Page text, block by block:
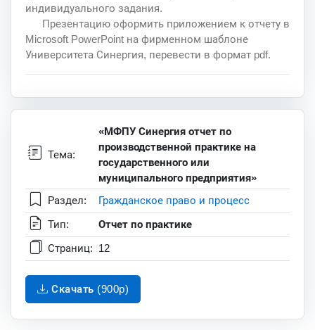
индивидуального задания.
Презентацию оформить приложением к отчету в
Microsoft PowerPoint на фирменном шаблоне
Университета Синергия, перевести в формат pdf.
Тема:
«МФПУ Синергия отчет по
производственной практике на
государственного или
муниципального предприятия»
Раздел:
Гражданское право и процесс
Тип:
Отчет по практике
Страниц: 12
Скачать (900p)